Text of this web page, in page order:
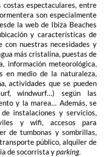
espectaculares, entre
son especialmente
la web de Ibiza Beaches
y características de
con nuestras necesidades y
más cristalina, puestas de
información meteorológica,
en medio de la naturaleza,
actividades que se pueden
windwurf…) según las
y la marea… Además, se
instalaciones y servicios,
y wifi, accesos para
de tumbonas y sombrillas,
público, alquiler de
de socorrista yparking.